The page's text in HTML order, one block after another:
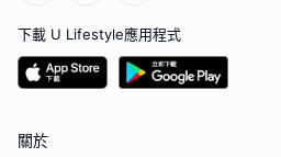
下載 U Lifestyle應用程式
關於